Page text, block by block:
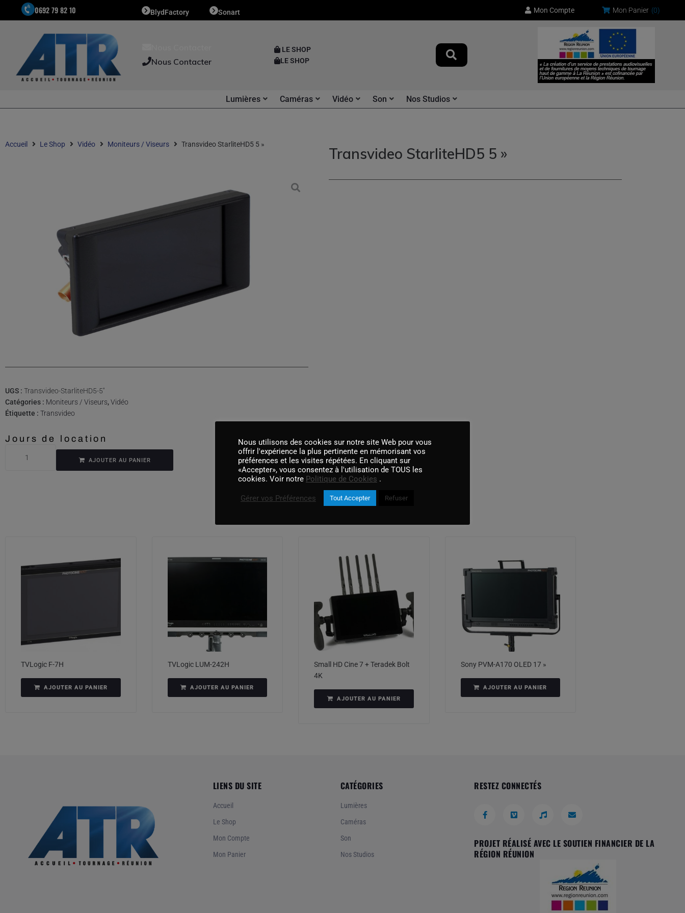
0692 79 82 10 BlydFactory Sonart Mon Compte Mon Panier (0)
Nous Contacter
LE SHOP
LE SHOP
Lumières Caméras Vidéo Son Nos Studios
Accueil Le Shop Vidéo Moniteurs / Viseurs Transvideo StarliteHD5 5 »
UGS : Transvideo-StarliteHD5-5''
Catégories : Moniteurs / Viseurs,Vidéo
Étiquette : Transvideo
Jours de location
AJOUTER AU PANIER
Transvideo StarliteHD5 5 »
TVLogic F-7H
AJOUTER AU PANIER
TVLogic LUM-242H
AJOUTER AU PANIER
Small HD Cine 7 + Teradek Bolt
4K
AJOUTER AU PANIER
Sony PVM-A170 OLED 17 »
AJOUTER AU PANIER
LIENS DU SITE
Accueil
Le Shop
Mon Compte
Mon Panier
CATÉGORIES
Lumières
Caméras
Son
Nos Studios
RESTEZ CONNECTÉS
PROJET RÉALISÉ AVEC LE SOUTIEN FINANCIER DE LA
RÉGION RÉUNION
Nous utilisons des cookies sur notre site Web pour vous
offrir l'expérience la plus pertinente en mémorisant vos
préférences et les visites répétées. En cliquant sur
«Accepter», vous consentez à l'utilisation de TOUS les
cookies. Voir notre Politique de Cookies .
Gérer vos Préférences Tout Accepter Refuser